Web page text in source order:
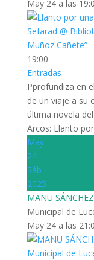
May 24 a las
19:00
Entradas
Pprofundiza en
de un viaje a su
última novela
Arcos: Llanto
May
24
Sáb
2025
MANU
Municipal de
May 24 a las